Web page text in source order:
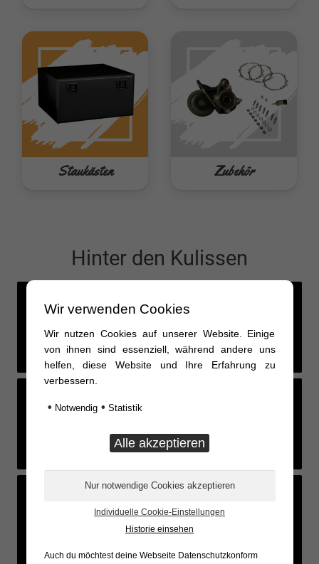
Staukästen Zubehör
Hinter den Kulissen
Wir verwenden Cookies
Wir nutzen Cookies auf unserer Website. Einige
von ihnen sind essenziell, während andere uns
helfen, diese Website und Ihre Erfahrung zu
verbessern.
• Notwendig • Statistik
Individuelle Cookie-Einstellungen
Historie einsehen
Auch du möchtest deine Webseite Datenschutzkonform